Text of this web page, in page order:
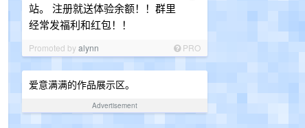
站。 注册就送体验余额！！群里
经常发福利和红包！！
Promoted byalynn PRO
爱意满满的作品展示区。
Advertisement